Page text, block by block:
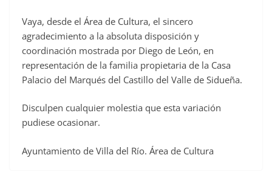
k
Vaya, desde el Área de Cultura, el sincero
agradecimiento a la absoluta disposición y
coordinación mostrada por Diego de León, en
representación de la familia propietaria de la Casa
Palacio del Marqués del Castillo del Valle de Sidueña.
Disculpen cualquier molestia que esta variación
pudiese ocasionar.
Ayuntamiento de Villa del Río. Área de Cultura